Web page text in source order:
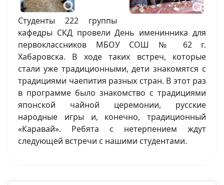
Студенты 222 группы
кафедры СКД провели День именинника для
первоклассников МБОУ СОШ № 62 г.
Хабаровска. В ходе таких встреч, которые
стали уже традиционными, дети знакомятся с
традициями чаепития разных стран. В этот раз
в программе было знакомство с традициями
японской чайной церемонии, русские
народные игры и, конечно, традиционный
«Каравай». Ребята с нетерпением ждут
следующей встречи с нашими студентами.